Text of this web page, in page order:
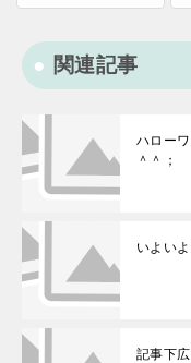
関連記事
ハロー
＾＾；
いよい
記事下